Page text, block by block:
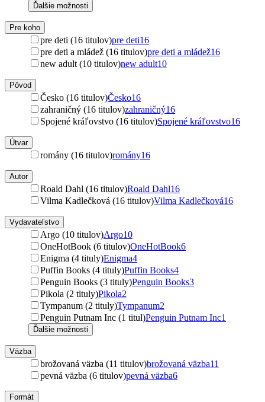
Ďalšie možnosti
Pre koho
pre deti (16 titulov)pre deti16
pre deti a mládež (16 titulov)pre deti a mládež16
new adult (10 titulov)new adult10
Pôvod
Česko (16 titulov)Česko16
zahraničný (16 titulov)zahraničný16
Spojené kráľovstvo (16 titulov)Spojené kráľovstvo16
Útvar
romány (16 titulov)romány16
Autor
Roald Dahl (16 titulov)Roald Dahl16
Vilma Kadlečková (16 titulov)Vilma Kadlečková16
Vydavateľstvo
Argo (10 titulov)Argo10
OneHotBook (6 titulov)OneHotBook6
Enigma (4 tituly)Enigma4
Puffin Books (4 tituly)Puffin Books4
Penguin Books (3 tituly)Penguin Books3
Pikola (2 tituly)Pikola2
Tympanum (2 tituly)Tympanum2
Penguin Putnam Inc (1 titul)Penguin Putnam Inc1
Ďalšie možnosti
Väzba
brožovaná väzba (11 titulov)brožovaná väzba11
pevná väzba (6 titulov)pevná väzba6
Formát